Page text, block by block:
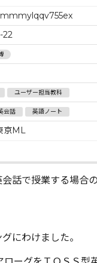
22
ユーザー担当教科
会話 英語ノート
京ML
話で授業する場合
にわけました。